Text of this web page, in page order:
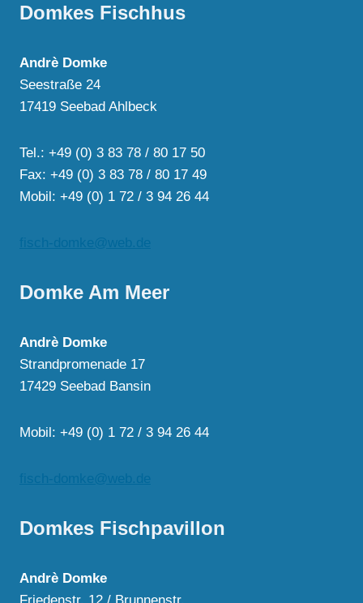
Domkes Fischhus
Andrè Domke
Seestraße 24
17419 Seebad Ahlbeck
Tel.: +49 (0) 3 83 78 / 80 17 50
Fax: +49 (0) 3 83 78 / 80 17 49
Mobil: +49 (0) 1 72 / 3 94 26 44
fisch-domke@web.de
Domke Am Meer
Andrè Domke
Strandpromenade 17
17429 Seebad Bansin
Mobil: +49 (0) 1 72 / 3 94 26 44
fisch-domke@web.de
Domkes Fischpavillon
Andrè Domke